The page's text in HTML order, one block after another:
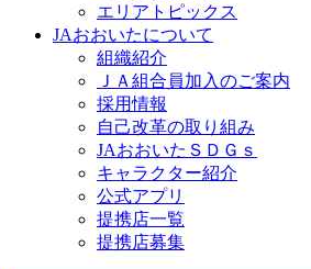
エリアトピックス
JAおおいたについて
組織紹介
ＪＡ組合員加入のご案内
採用情報
自己改革の取り組み
JAおおいたＳＤＧｓ
キャラクター紹介
公式アプリ
提携店一覧
提携店募集